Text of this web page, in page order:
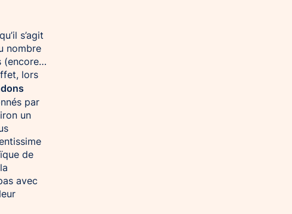
s’agit
nombre
(encore…
lors
par
un
de
avec